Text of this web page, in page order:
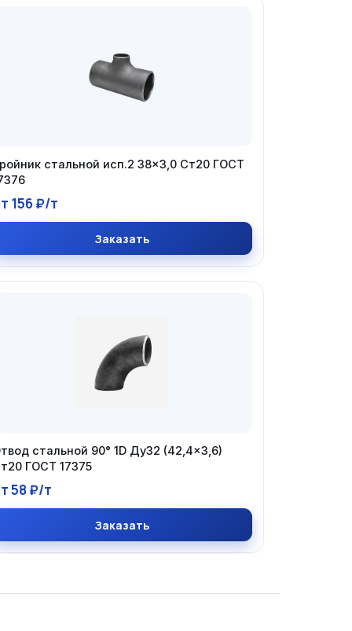
стальной исп.2 38×3,0 Ст20 ГОСТ
156 ₽/т
Заказать
стальной 90° 1D Ду32 (42,4×3,6)
ГОСТ 17375
58 ₽/т
Заказать